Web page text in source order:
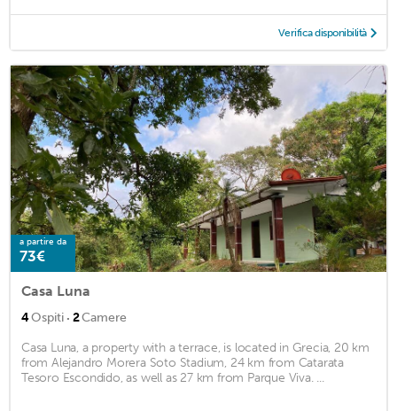
Verifica disponibilità
a partire da
73€
Casa Luna
4Ospiti · 2Camere
Casa Luna, a property with a terrace, is located in Grecia, 20 km
from Alejandro Morera Soto Stadium, 24 km from Catarata
Tesoro Escondido, as well as 27 km from Parque Viva. ...